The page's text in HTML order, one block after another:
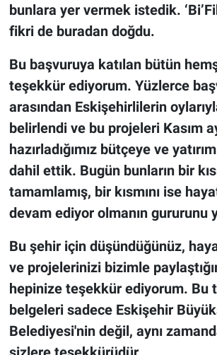
bunlara yer vermek istedik.
fikri de buradan doğdu.
​Bu başvuruya katılan bütün
teşekkür ediyorum. Yüzlerce
arasından Eskişehirlilerin
belirlendi ve bu projeleri Kasım
hazırladığımız bütçeye ve
dahil ettik. Bugün bunların bir
tamamlamış, bir kısmını ise
devam ediyor olmanın gururunu
​Bu şehir için düşündüğünüz,
ve projelerinizi bizimle
hepinize teşekkür ediyorum. Bu
belgeleri sadece Eskişehir
Belediyesi'nin değil, aynı